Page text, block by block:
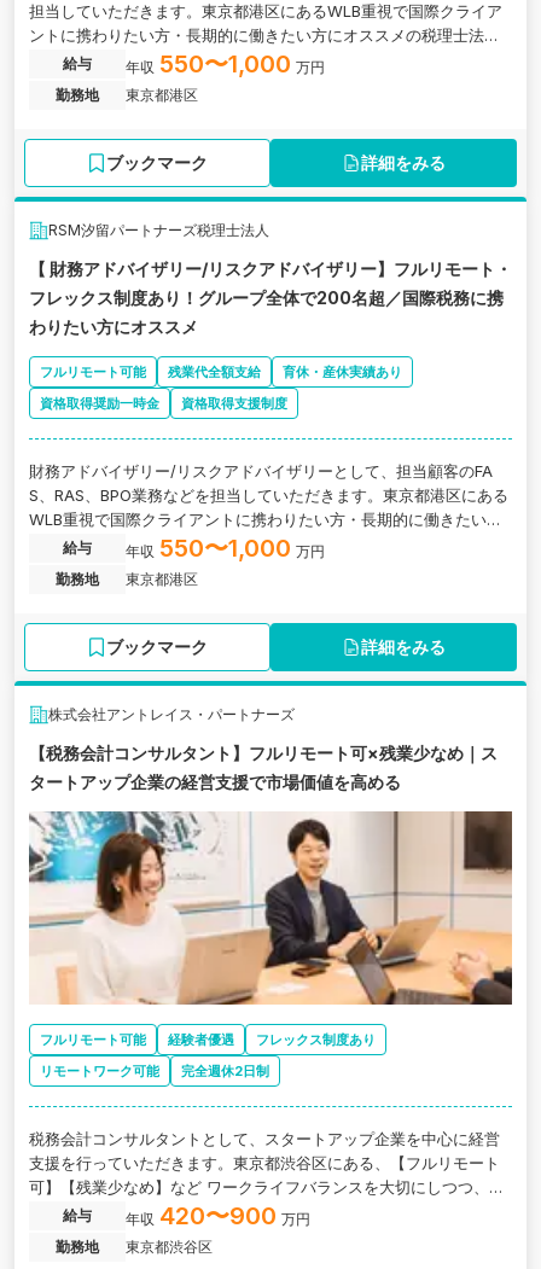
担当していただきます。東京都港区にあるWLB重視で国際クライア
ントに携わりたい方・長期的に働きたい方にオススメの税理士法人
の求人です。
給与 年収 550〜1,000 万円
勤務地
東京都港区
ブックマーク 詳細をみる
RSM汐留パートナーズ税理士法人
【 財務アドバイザリー/リスクアドバイザリー】フルリモート・
フレックス制度あり！グループ全体で200名超／国際税務に携
わりたい方にオススメ
フルリモート可能 残業代全額支給
育休・産休実績あり
資格取得奨励一時金
資格取得支援制度
財務アドバイザリー/リスクアドバイザリーとして、担当顧客のFA
S、RAS、BPO業務などを担当していただきます。東京都港区にある
WLB重視で国際クライアントに携わりたい方・長期的に働きたい方
にオススメの税理士法人の求人です。
給与 年収 550〜1,000 万円
勤務地
東京都港区
ブックマーク 詳細をみる
株式会社アントレイス・パートナーズ
【税務会計コンサルタント】フルリモート可×残業少なめ｜ス
タートアップ企業の経営支援で市場価値を高める
フルリモート可能 経験者優遇
フレックス制度あり
リモートワーク可能
完全週休2日制
税務会計コンサルタントとして、スタートアップ企業を中心に経営
支援を行っていただきます。東京都渋谷区にある、【フルリモート
可】【残業少なめ】など ワークライフバランスを大切にしつつ、キ
ャリアアップが可能な求人です。
給与 年収 420〜900 万円
勤務地
東京都渋谷区